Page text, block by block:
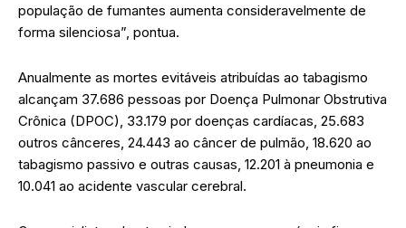
população de fumantes aumenta consideravelmente de
forma silenciosa”, pontua.
Anualmente as mortes evitáveis atribuídas ao tabagismo
alcançam 37.686 pessoas por Doença Pulmonar Obstrutiva
Crônica (DPOC), 33.179 por doenças cardíacas, 25.683
outros cânceres, 24.443 ao câncer de pulmão, 18.620 ao
tabagismo passivo e outras causas, 12.201 à pneumonia e
10.041 ao acidente vascular cerebral.